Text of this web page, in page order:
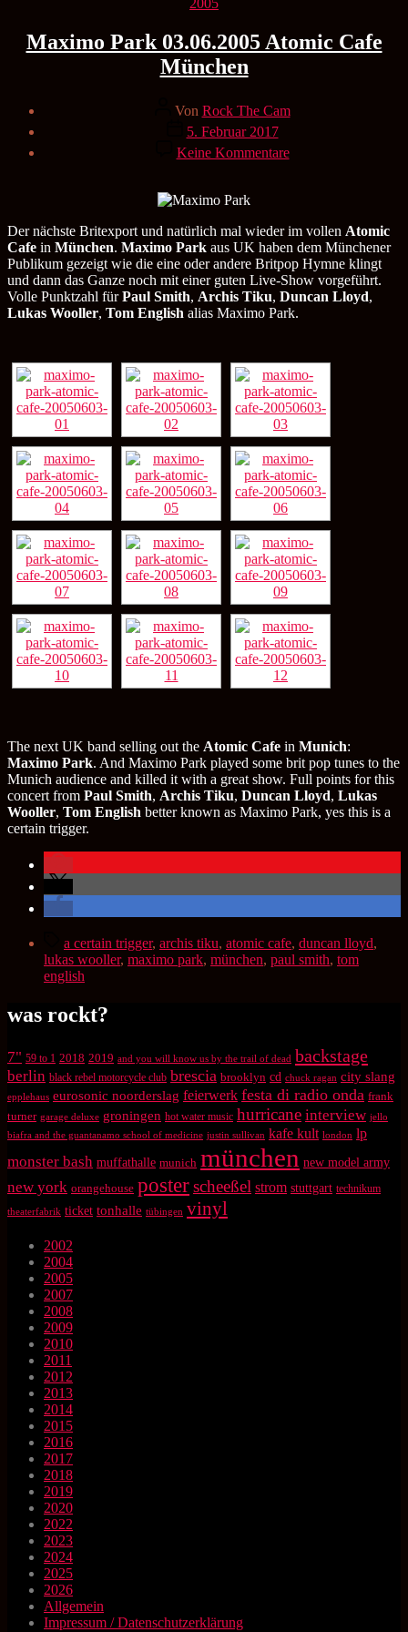
Maximo Park 03.06.2005 Atomic Cafe
München
Beitragsautor
Von Rock The Cam
Veröffentlichungsdatum
5. Februar 2017
Keine Kommentarezu
Maximo
Cafe
München
Der nächste Britexport und natürlich mal wieder im vollen Atomic
Cafe in München. Maximo Park aus UK haben dem Münchener
Publikum gezeigt wie die eine oder andere Britpop Hymne klingt
und dann das Ganze noch mit einer guten Live-Show vorgeführt.
Volle Punktzahl fürPaul Smith, Archis Tiku, Duncan Lloyd,
Lukas Wooller, Tom English alias Maximo Park.
The next UK band selling out the Atomic Cafe in Munich:
Maximo Park. And Maximo Park played some brit pop tunes to the
Munich audience and killed it with a great show. Full points for this
concert from Paul Smith, Archis Tiku, Duncan Lloyd, Lukas
Wooller, Tom English better known as Maximo Park, yes this is a
certain trigger.
Schlagwörter
a certain trigger, archis tiku, atomic cafe, duncan lloyd,
lukas wooller, maximo park, münchen, paul smith, tom
english
was rockt?
7" 59 to 1 2018 2019 and you will know us by the trail of dead backstage
berlin black rebel motorcycle club brescia brooklyn cd chuck ragan city slang
epplehaus eurosonic noorderslag feierwerk festa di radio onda frank
turner garage deluxe groningen hot water music hurricane interview jello
biafra and the guantanamo school of medicine justin sullivan kafe kult london lp
monster bash muffathalle munich münchen new model army
new york orangehouse posterscheeßel strom stuttgart technikum
theaterfabrik ticket tonhalle tübingen vinyl
2002
2004
2005
2007
2008
2009
2010
2011
2012
2013
2014
2015
2016
2017
2018
2019
2020
2022
2023
2024
2025
2026
Allgemein
Impressum / Datenschutzerklärung